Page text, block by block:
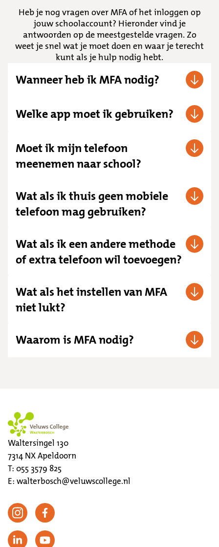
Heb je nog vragen over MFA of het inloggen op
jouw schoolaccount? Hieronder vind je
antwoorden op de meestgestelde vragen. Zo
weet je snel wat je moet doen en waar je terecht
kunt als je hulp nodig hebt.
Wanneer heb ik MFA nodig?
Welke app moet ik gebruiken?
Moet ik mijn telefoon
meenemen naar school?
Wat als ik thuis geen mobiele
telefoon mag gebruiken?
Wat als ik een andere methode
of extra telefoon wil toevoegen?
Wat als het instellen van MFA
niet lukt?
Waarom is MFA nodig?
Waltersingel 130
7314 NXApeldoorn
T: 055 3579 825
E: walterbosch@veluwscollege.nl